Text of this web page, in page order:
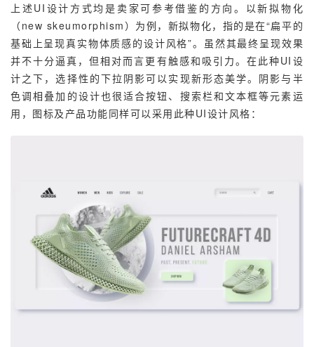
上述UI设计方式均是卖家可参考借鉴的方向。以新拟物化
（new skeumorphism）为例，新拟物化，指的是在“扁平的
基础上呈现真实物体质感的设计风格”。虽然其最终呈现效果
并不十分逼真，但相对而言更有触感和吸引力。在此种UI设
计之下，选择性的下拉阴影可以实现新形态美学。阴影与半
色调相叠加的设计也很适合按钮、搜索栏和文本框等元素运
用，图标及产品功能同样可以采用此种UI设计风格：